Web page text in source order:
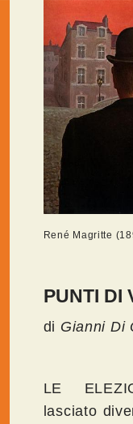
René Magritte
PUNTI DI
di Gianni Di
LE
lasciato